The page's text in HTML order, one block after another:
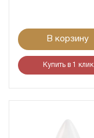
В корзину
Купить в 1 клик